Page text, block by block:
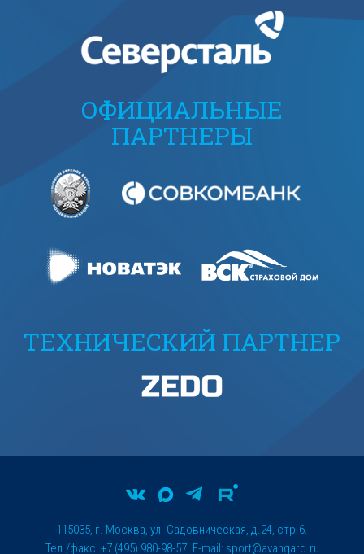
ОФИЦИАЛЬНЫЕ
ПАРТНЕРЫ
ТЕХНИЧЕСКИЙ ПАРТНЕР
115035, г. Москва, ул. Садовническая, д.24, стр.6.
Тел./факс: +7 (495) 980-98-57. E-mail: sport@avangard.ru